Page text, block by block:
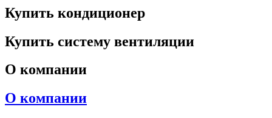
Купить кондиционер
Купить систему вентиляции
О компании
О компании